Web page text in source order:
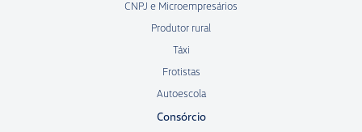
CNPJ e Microempresários
Produtor rural
Táxi
Frotistas
Autoescola
Consórcio